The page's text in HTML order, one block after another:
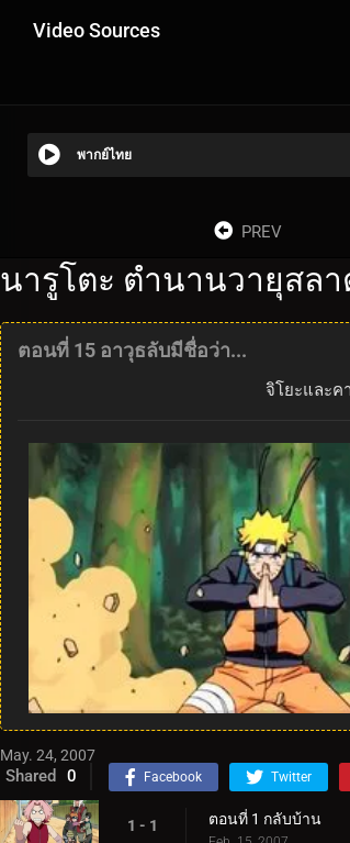
Video Sources
พากย์ไทย
PREV
นารูโตะ ตำนานวายุสลา
ตอนที่ 15 อาวุธลับมีชื่อว่า...
จิโยะและค
May. 24, 2007
Shared 0 Facebook Twitter
1 - 1 ตอนที่ 1 กลับบ้าน